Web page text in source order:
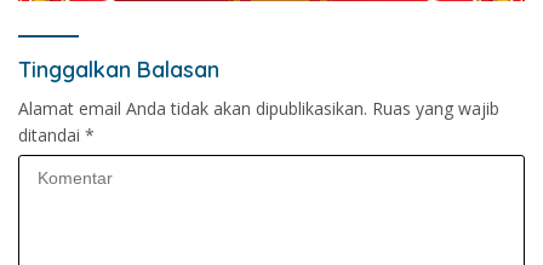
Tinggalkan Balasan
Alamat email Anda tidak akan dipublikasikan. Ruas yang wajib
ditandai *